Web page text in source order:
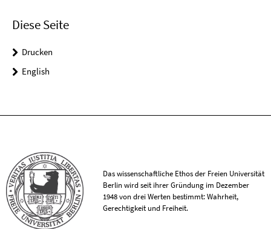
Diese Seite
Drucken
English
Das wissenschaftliche Ethos der Freien Universität
Berlin wird seit ihrer Gründung im Dezember
1948 von drei Werten bestimmt: Wahrheit,
Gerechtigkeit und Freiheit.